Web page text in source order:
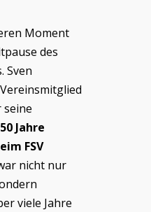
Moment
des
Sven
50 Jahre
FSV
nicht nur
viele Jahre